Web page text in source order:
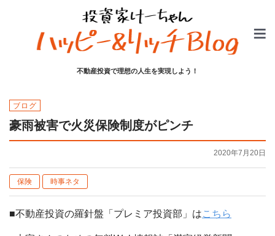
不動産投資で理想の人生を実現しよう！
ブログ
豪雨被害で火災保険制度がピンチ
2020年7月20日
保険 時事ネタ
■不動産投資の羅針盤「プレミア投資部」はこちら